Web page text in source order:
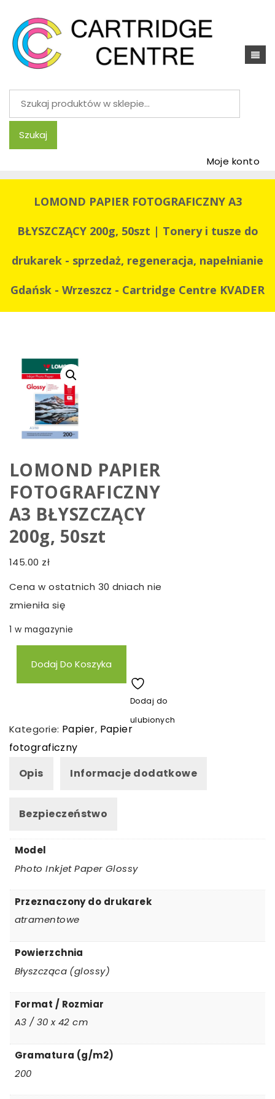
Szukaj:
Szukaj
Moje konto
LOMOND PAPIER FOTOGRAFICZNY A3
BŁYSZCZĄCY 200g, 50szt | Tonery i tusze do
drukarek - sprzedaż, regeneracja, napełnianie
Gdańsk - Wrzeszcz - Cartridge Centre KVADER
LOMOND PAPIER
FOTOGRAFICZNY
A3 BŁYSZCZĄCY
200g, 50szt
145.00 zł
Cena w ostatnich 30 dniach nie
zmieniła się
1 w magazynie
LOMOND
A3
BŁYSZCZĄCY
50szt
Dodaj Do Koszyka
Dodaj do
ulubionych
Kategorie: Papier, Papier
fotograficzny
Opis
Informacje dodatkowe
Bezpieczeństwo
Model
Photo Inkjet Paper Glossy
Przeznaczony do drukarek
atramentowe
Powierzchnia
Błyszcząca (glossy)
Format / Rozmiar
A3 / 30 x 42 cm
Gramatura (g/m2)
200